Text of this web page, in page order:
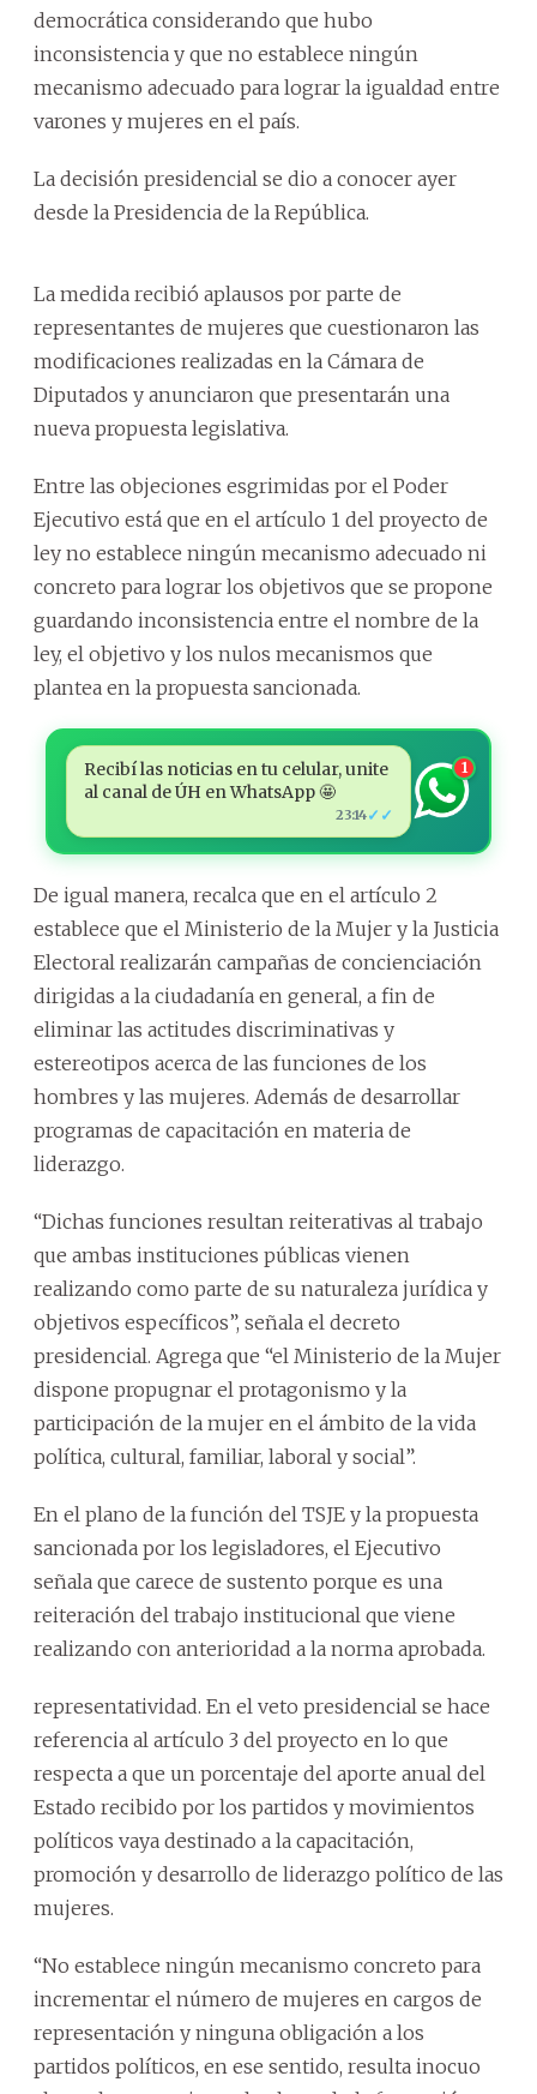
democrática considerando que hubo
inconsistencia y que no establece ningún
mecanismo adecuado para lograr la igualdad entre
varones y mujeres en el país.
La decisión presidencial se dio a conocer ayer
desde la Presidencia de la República.
La medida recibió aplausos por parte de
representantes de mujeres que cuestionaron las
modificaciones realizadas en la Cámara de
Diputados y anunciaron que presentarán una
nueva propuesta legislativa.
Entre las objeciones esgrimidas por el Poder
Ejecutivo está que en el artículo 1 del proyecto de
ley no establece ningún mecanismo adecuado ni
concreto para lograr los objetivos que se propone
guardando inconsistencia entre el nombre de la
ley, el objetivo y los nulos mecanismos que
plantea en la propuesta sancionada.
Recibí las noticias en tu celular, unite
al canal de ÚH en WhatsApp 🤩
23:14✓✓
1
De igual manera, recalca que en el artículo 2
establece que el Ministerio de la Mujer y la Justicia
Electoral realizarán campañas de concienciación
dirigidas a la ciudadanía en general, a fin de
eliminar las actitudes discriminativas y
estereotipos acerca de las funciones de los
hombres y las mujeres. Además de desarrollar
programas de capacitación en materia de
liderazgo.
“Dichas funciones resultan reiterativas al trabajo
que ambas instituciones públicas vienen
realizando como parte de su naturaleza jurídica y
objetivos específicos”, señala el decreto
presidencial. Agrega que “el Ministerio de la Mujer
dispone propugnar el protagonismo y la
participación de la mujer en el ámbito de la vida
política, cultural, familiar, laboral y social”.
En el plano de la función del TSJE y la propuesta
sancionada por los legisladores, el Ejecutivo
señala que carece de sustento porque es una
reiteración del trabajo institucional que viene
realizando con anterioridad a la norma aprobada.
representatividad. En el veto presidencial se hace
referencia al artículo 3 del proyecto en lo que
respecta a que un porcentaje del aporte anual del
Estado recibido por los partidos y movimientos
políticos vaya destinado a la capacitación,
promoción y desarrollo de liderazgo político de las
mujeres.
“No establece ningún mecanismo concreto para
incrementar el número de mujeres en cargos de
representación y ninguna obligación a los
partidos políticos, en ese sentido, resulta inocuo